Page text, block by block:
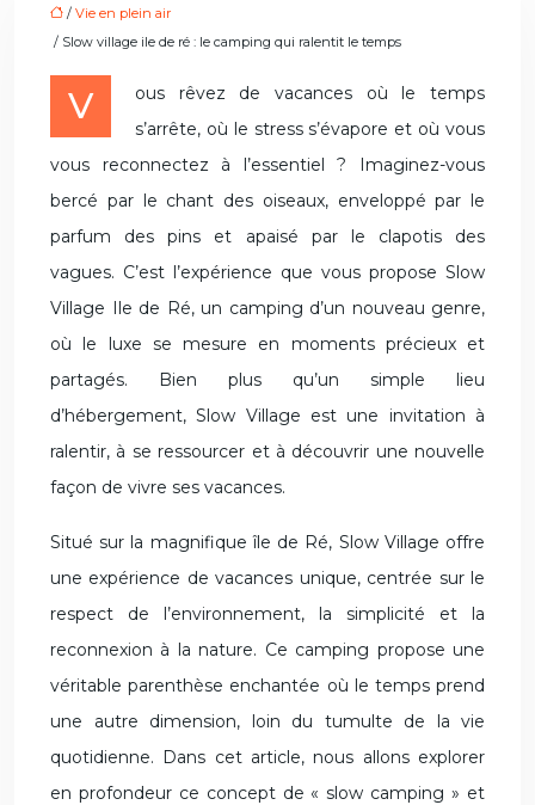
/ Vie en plein air
/ Slow village ile de ré : le camping qui ralentit le temps
Vous rêvez de vacances où le temps
s’arrête, où le stress s’évapore et où vous
vous reconnectez à l’essentiel ? Imaginez-vous
bercé par le chant des oiseaux, enveloppé par le
parfum des pins et apaisé par le clapotis des
vagues. C’est l’expérience que vous propose Slow
Village Ile de Ré, un camping d’un nouveau genre,
où le luxe se mesure en moments précieux et
partagés. Bien plus qu’un simple lieu
d’hébergement, Slow Village est une invitation à
ralentir, à se ressourcer et à découvrir une nouvelle
façon de vivre ses vacances.
Situé sur la magnifique île de Ré, Slow Village offre
une expérience de vacances unique, centrée sur le
respect de l’environnement, la simplicité et la
reconnexion à la nature. Ce camping propose une
véritable parenthèse enchantée où le temps prend
une autre dimension, loin du tumulte de la vie
quotidienne. Dans cet article, nous allons explorer
en profondeur ce concept de « slow camping » et